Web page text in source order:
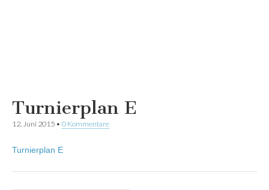
Turnierplan E
12. Juni 2015 • 0 Kommentare
Turnierplan E